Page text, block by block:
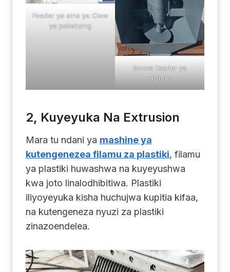
Feeder ya aina ya Claw
ya pelletizing
Screw feeder ya
extruder
2, Kuyeyuka Na Extrusion
Mara tu ndani ya mashine ya
kutengenezea filamu za plastiki, filamu
ya plastiki huwashwa na kuyeyushwa
kwa joto linalodhibitiwa. Plastiki
iliyoyeyuka kisha huchujwa kupitia kifaa,
na kutengeneza nyuzi za plastiki
zinazoendelea.